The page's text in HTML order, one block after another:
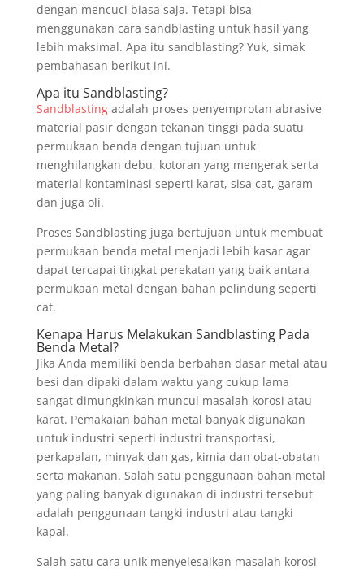
dengan mencuci biasa saja. Tetapi bisa
menggunakan cara sandblasting untuk hasil yang
lebih maksimal. Apa itu sandblasting? Yuk, simak
pembahasan berikut ini.
Apa itu Sandblasting?
Sandblastingadalah proses penyemprotan abrasive
material pasir dengan tekanan tinggi pada suatu
permukaan benda dengan tujuan untuk
menghilangkan debu, kotoran yang mengerak serta
material kontaminasi seperti karat, sisa cat, garam
dan juga oli.
Proses Sandblasting juga bertujuan untuk membuat
permukaan benda metal menjadi lebih kasar agar
dapat tercapai tingkat perekatan yang baik antara
permukaan metal dengan bahan pelindung seperti
cat.
Kenapa Harus Melakukan Sandblasting Pada
Benda Metal?
Jika Anda memiliki benda berbahan dasar metal atau
besi dan dipaki dalam waktu yang cukup lama
sangat dimungkinkan muncul masalah korosi atau
karat. Pemakaian bahan metal banyak digunakan
untuk industri seperti industri transportasi,
perkapalan, minyak dan gas, kimia dan obat-obatan
serta makanan. Salah satu penggunaan bahan metal
yang paling banyak digunakan di industri tersebut
adalah penggunaan tangki industri atau tangki
kapal.
Salah satu cara unik menyelesaikan masalah korosi